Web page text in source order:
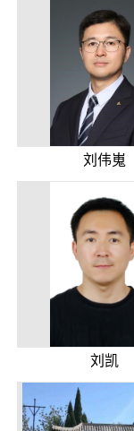
刘伟嵬
刘凯